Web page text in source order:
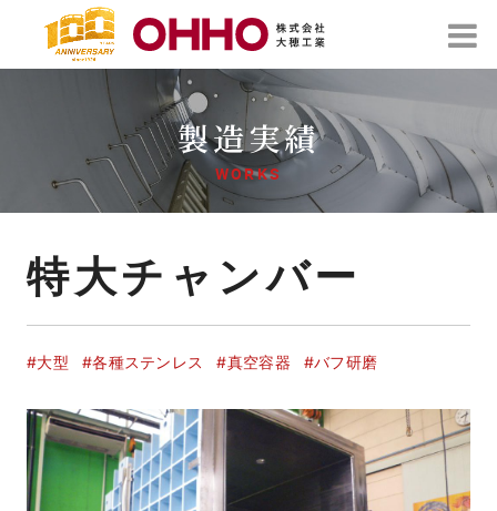
製造実績
WORKS
特大チャンバー
#大型 #各種ステンレス #真空容器 #バフ研磨